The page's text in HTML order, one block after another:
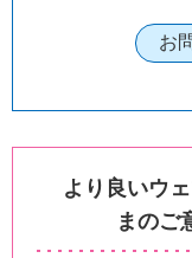
より良いウ
まのご